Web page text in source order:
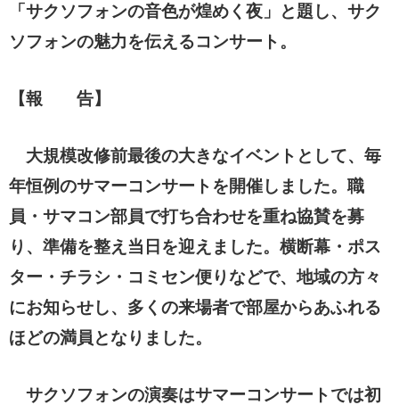
「サクソフォンの音色が煌めく夜」と題し、サク
ソフォンの魅力を伝えるコンサート。
【報 告】
大規模改修前最後の大きなイベントとして、毎
年恒例のサマーコンサートを開催しました。職
員・サマコン部員で打ち合わせを重ね協賛を募
り、準備を整え当日を迎えました。横断幕・ポス
ター・チラシ・コミセン便りなどで、地域の方々
にお知らせし、 多くの来場者で部屋からあふれる
ほどの満員となりました。
サクソフォンの演奏はサマーコンサートでは初